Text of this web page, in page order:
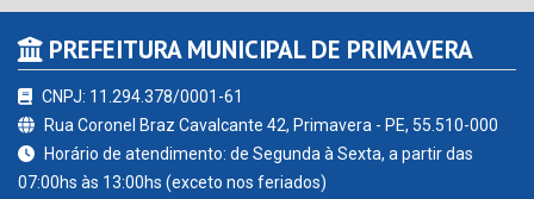
PREFEITURA MUNICIPAL DE PRIMAVERA
CNPJ: 11.294.378/0001-61
Rua Coronel Braz Cavalcante 42, Primavera - PE, 55.510-000
Horário de atendimento: de Segunda à Sexta, a partir das
07:00hs às 13:00hs (exceto nos feriados)